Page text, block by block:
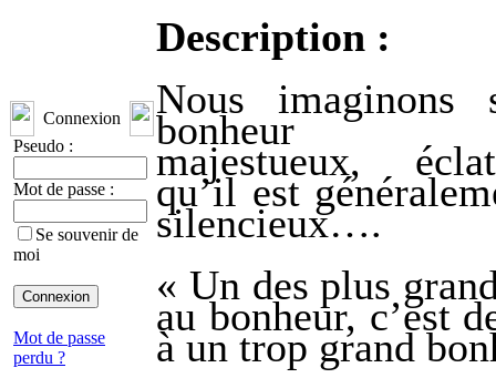
Connexion
Pseudo :
Mot de passe :
Se souvenir de
moi
Mot de passe
perdu ?
Description :
Nous imaginons
bonheur
majestueux,
qu’il est
silencieux….
« Un des plus
au bonheur, c’est
à un trop grand